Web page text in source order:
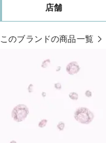
店舗
このブランドの商品一覧